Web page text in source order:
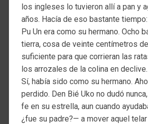
los ingleses lo tuvieron allí a pan y
años. Hacía de eso bastante
Pu Un era como su hermano. Ocho
tierra, cosa de veinte centímetros
suficiente para que corrieran las
los arrozales de la colina en declive.
Sí, había sido como su hermano.
perdido. Den Bié Uko no dudó
fe en su estrella, aun cuando
¿fue su padre?— a mover aquel